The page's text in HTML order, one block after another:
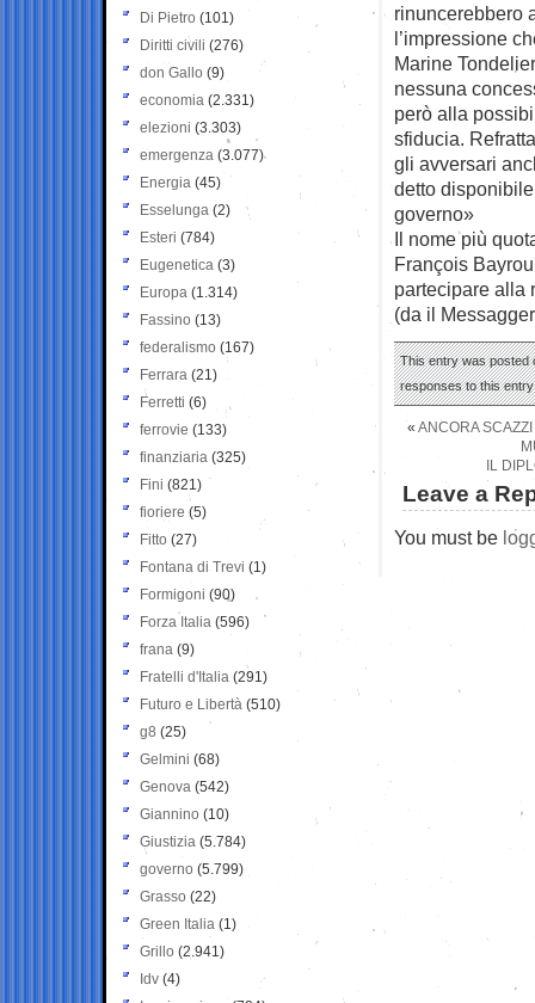
rinuncerebbero
l’impressione
Marine
nessuna
però alla
sfiducia.
gli avversari
detto
governo»
Il nome più
François
partecipare alla
(da il
This entry was posted
responses to this
« ANCORA
IL
Leave a
You must be
Di Pietro (101)
Diritti civili (276)
don Gallo (9)
economia (2.331)
elezioni (3.303)
emergenza (3.077)
Energia (45)
Esselunga (2)
Esteri (784)
Eugenetica (3)
Europa (1.314)
Fassino (13)
federalismo (167)
Ferrara (21)
Ferretti (6)
ferrovie (133)
finanziaria (325)
Fini (821)
fioriere (5)
Fitto (27)
Fontana di Trevi (1)
Formigoni (90)
Forza Italia (596)
frana (9)
Fratelli d'Italia (291)
Futuro e Libertà (510)
g8 (25)
Gelmini (68)
Genova (542)
Giannino (10)
Giustizia (5.784)
governo (5.799)
Grasso (22)
Green Italia (1)
Grillo (2.941)
Idv (4)